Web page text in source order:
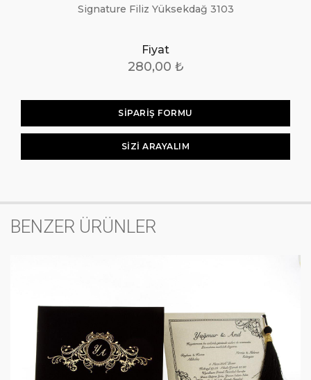
Signature Filiz Yüksekdağ 3103
Fiyat
280,00 ₺
SİPARİŞ FORMU
SIZI ARAYALIM
BENZER ÜRÜNLER
Nişan Davetiyesi
Signature Filiz Yüksekdağ 3090
İNCELE